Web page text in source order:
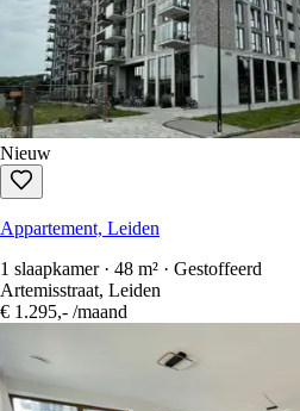
Nieuw
Appartement, Leiden
1 slaapkamer · 48 m² · Gestoffeerd
Artemisstraat, Leiden
€ 1.295,- /maand